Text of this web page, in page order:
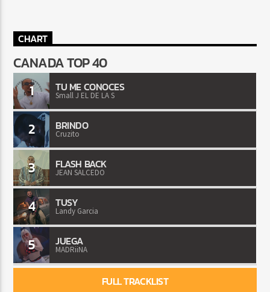
CHART
CANADA TOP 40
1 TU ME CONOCES
Small J EL DE LA S
2 BRINDO
Cruzito
3 FLASH BACK
JEAN SALCEDO
4 TUSY
Landy Garcia
5 JUEGA
MADRiiNA
FULL TRACKLIST